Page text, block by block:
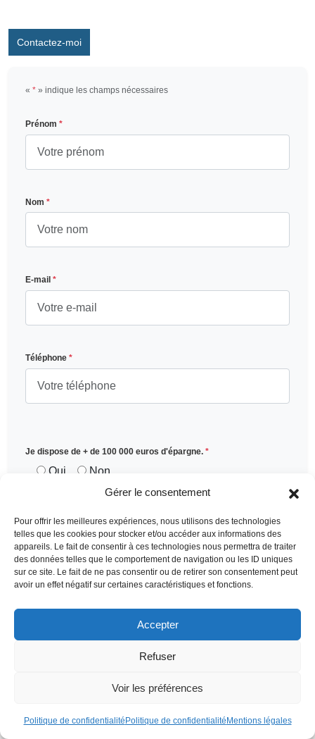
Gérer le consentement
Pour offrir les meilleures expériences, nous utilisons des technologies
telles que les cookies pour stocker et/ou accéder aux informations des
appareils. Le fait de consentir à ces technologies nous permettra de traiter
des données telles que le comportement de navigation ou les ID uniques
sur ce site. Le fait de ne pas consentir ou de retirer son consentement peut
avoir un effet négatif sur certaines caractéristiques et fonctions.
Accepter
Refuser
Voir les préférences
Politique de confidentialité Politique de confidentialité Mentions légales
Contactez-moi
« * » indique les champs nécessaires
Prénom *
Nom *
E-mail *
Téléphone *
Je dispose de + de 100 000 euros d'épargne. *
Oui Non
Votre message